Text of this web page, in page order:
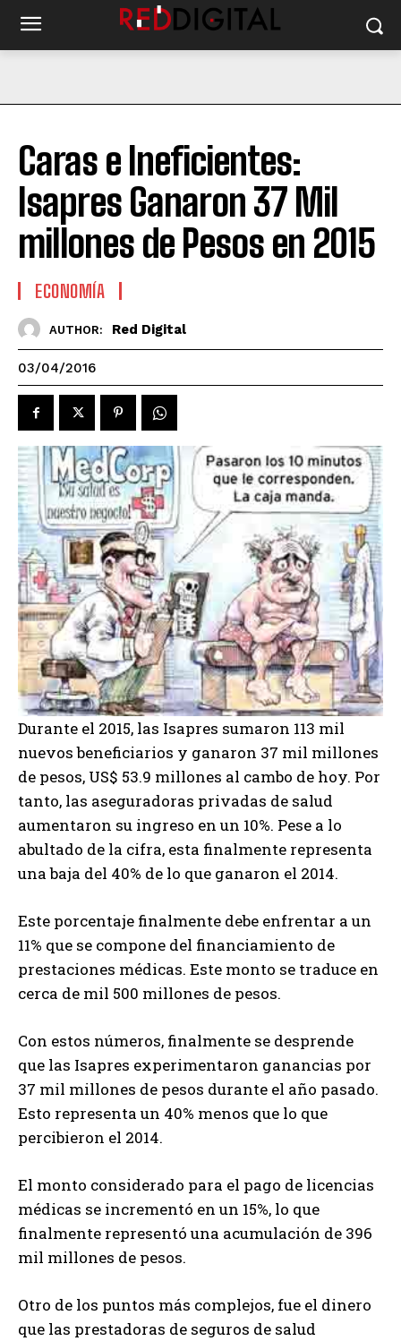
Caras e Ineficientes:
Isapres Ganaron 37 Mil
millones de Pesos en 2015
ECONOMÍA
AUTHOR: Red Digital
03/04/2016
Durante el 2015, las Isapres sumaron 113 mil
nuevos beneficiarios y ganaron 37 mil millones
de pesos, US$ 53.9 millones al cambo de hoy. Por
tanto, las aseguradoras privadas de salud
aumentaron su ingreso en un 10%. Pese a lo
abultado de la cifra, esta finalmente representa
una baja del 40% de lo que ganaron el 2014.
Este porcentaje finalmente debe enfrentar a un
11% que se compone del financiamiento de
prestaciones médicas. Este monto se traduce en
cerca de mil 500 millones de pesos.
Con estos números, finalmente se desprende
que las Isapres experimentaron ganancias por
37 mil millones de pesos durante el año pasado.
Esto representa un 40% menos que lo que
percibieron el 2014.
El monto considerado para el pago de licencias
médicas se incrementó en un 15%, lo que
finalmente representó una acumulación de 396
mil millones de pesos.
Otro de los puntos más complejos, fue el dinero
que las prestadoras de seguros de salud